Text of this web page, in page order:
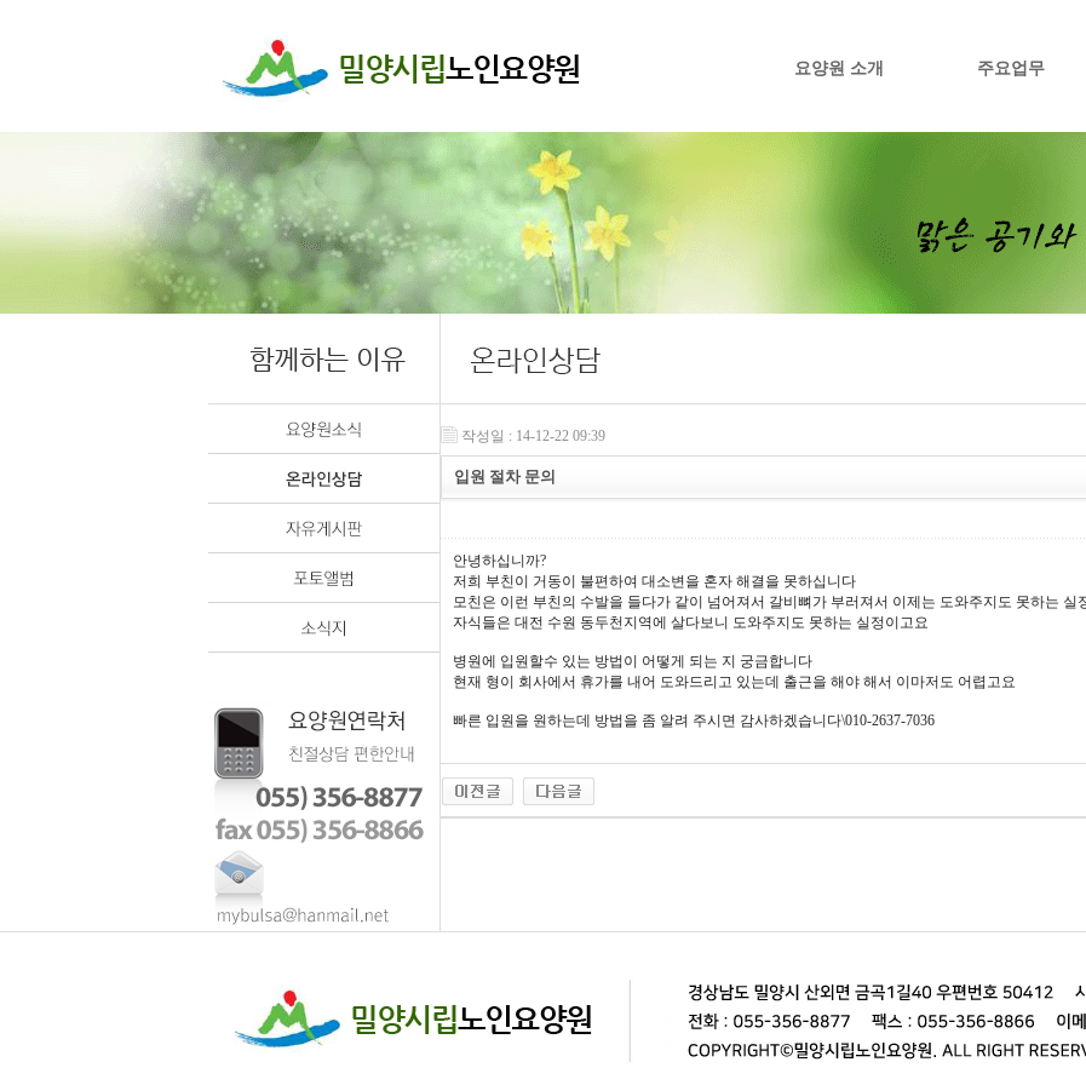
요양원 소개 주요업무
작성일 : 14-12-22 09:39
입원 절차 문의
안녕하십니까?
저희 부친이 거동이 불편하여 대소변을 혼자 해결을 못하십니다
모친은 이런 부친의 수발을 들다가 같이 넘어져서 갈비뼈가 부러져서 이제는 도와주지도 못하는 실
자식들은 대전 수원 동두천지역에 살다보니 도와주지도 못하는 실정이고요
병원에 입원할수 있는 방법이 어떻게 되는 지 궁금합니다
현재 형이 회사에서 휴가를 내어 도와드리고 있는데 출근을 해야 해서 이마저도 어렵고요
빠른 입원을 원하는데 방법을 좀 알려 주시면 감사하겠습니다\010-2637-7036